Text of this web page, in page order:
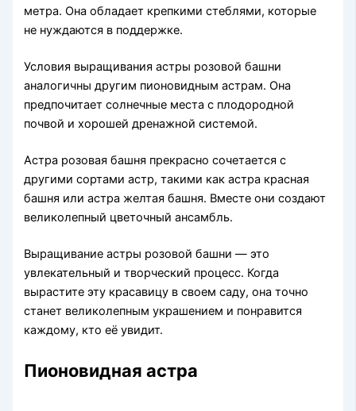
метра. Она обладает крепкими стеблями, которые
не нуждаются в поддержке.
Условия выращивания астры розовой башни
аналогичны другим пионовидным астрам. Она
предпочитает солнечные места с плодородной
почвой и хорошей дренажной системой.
Астра розовая башня прекрасно сочетается с
другими сортами астр, такими как астра красная
башня или астра желтая башня. Вместе они создают
великолепный цветочный ансамбль.
Выращивание астры розовой башни — это
увлекательный и творческий процесс. Когда
вырастите эту красавицу в своем саду, она точно
станет великолепным украшением и понравится
каждому, кто её увидит.
Пионовидная астра